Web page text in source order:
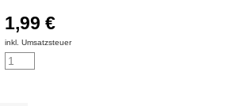
1,99 €
inkl. Umsatzsteuer